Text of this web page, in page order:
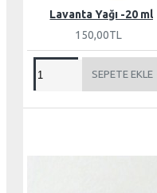
Lavanta Yağı -20 ml
150,00TL
SEPETE EKLE